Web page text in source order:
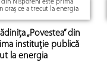
„Povestea” din
instituţie publică
la energia